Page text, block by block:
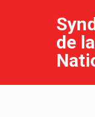
de